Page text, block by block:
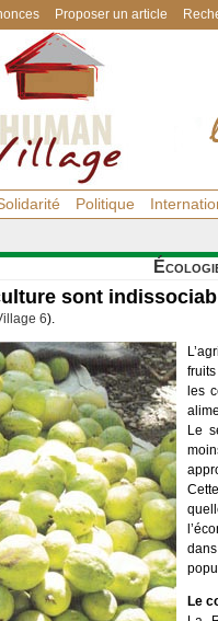
Proposer un article
Politique
sont
6).
les
Le
Le